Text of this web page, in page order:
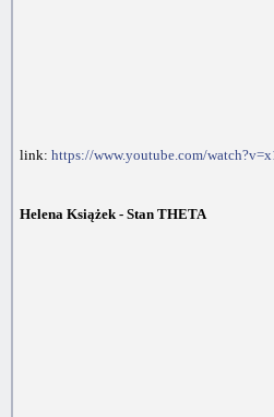
link: https://www.youtube.com/
Helena Książek - Stan THETA